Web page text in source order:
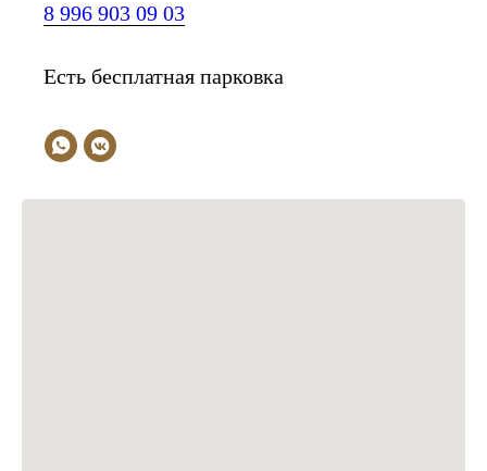
8 996 903 09 03
Есть бесплатная парковка